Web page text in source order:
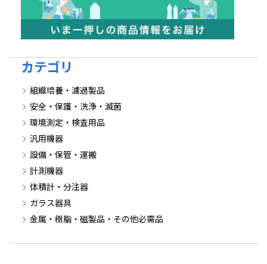
カテゴリ
組織培養・濾過製品
安全・保護・洗浄・滅菌
環境測定・検査用品
汎用機器
設備・保管・運搬
計測機器
体積計・分注器
ガラス器具
金属・樹脂・磁製品・その他必需品